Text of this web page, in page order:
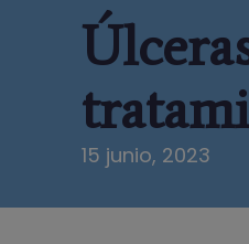
15 junio, 2023